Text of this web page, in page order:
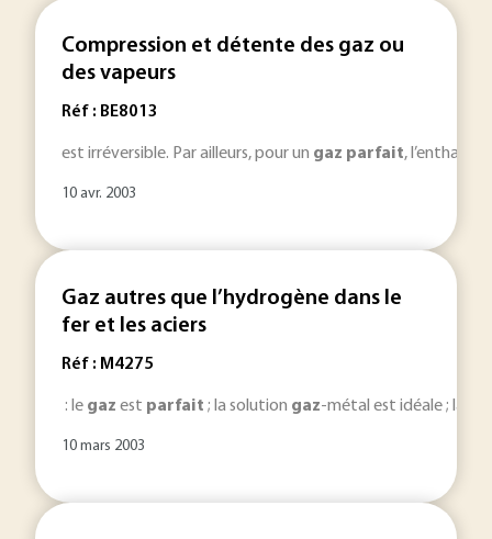
Compression et détente des gaz ou
des vapeurs
Réf : BE8013
est irréversible. Par ailleurs, pour un gaz parfait,
10 avr. 2003
Gaz autres que l’hydrogène dans le
fer et les aciers
Réf : M4275
: le gaz est parfait ; la solution gaz-métal est idéale ; la
10 mars 2003